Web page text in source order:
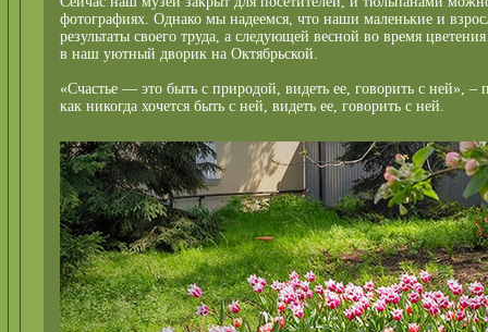
фотографиях. Однако мы надеемся, что наши маленькие и
результаты своего труда, а следующей весной во время
в наш уютный дворик на Октябрьской.
«Счастье — это быть с природой, видеть ее, говорить с ней», –
как никогда хочется быть с ней, видеть ее, говорить с ней.